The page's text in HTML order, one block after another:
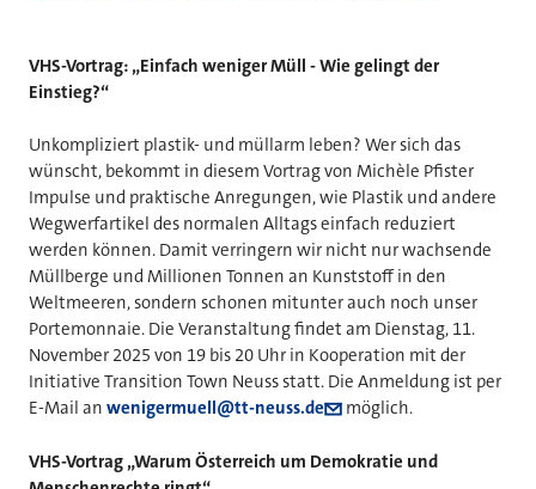
VHS-Vortrag: „Einfach weniger Müll - Wie gelingt der
Einstieg?“
Unkompliziert plastik- und müllarm leben? Wer sich das
wünscht, bekommt in diesem Vortrag von Michèle Pfister
Impulse und praktische Anregungen, wie Plastik und andere
Wegwerfartikel des normalen Alltags einfach reduziert
werden können. Damit verringern wir nicht nur wachsende
Müllberge und Millionen Tonnen an Kunststoff in den
Weltmeeren, sondern schonen mitunter auch noch unser
Portemonnaie. Die Veranstaltung findet am Dienstag, 11.
November 2025 von 19 bis 20 Uhr in Kooperation mit der
Initiative Transition Town Neuss statt. Die Anmeldung ist per
E-Mail an wenigermuell@tt-neuss.de möglich.
VHS-Vortrag „Warum Österreich um Demokratie und